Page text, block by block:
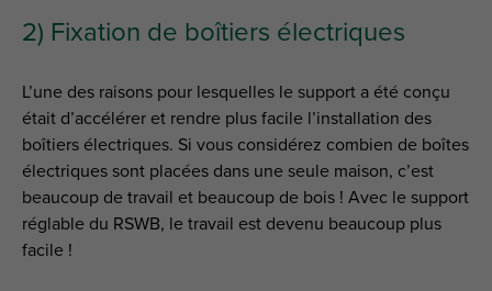
2) Fixation de boîtiers électriques
L’une des raisons pour lesquelles le support a été conçu
était d’accélérer et rendre plus facile l’installation des
boîtiers électriques. Si vous considérez combien de boîtes
électriques sont placées dans une seule maison, c’est
beaucoup de travail et beaucoup de bois ! Avec le support
réglable du RSWB, le travail est devenu beaucoup plus
facile !